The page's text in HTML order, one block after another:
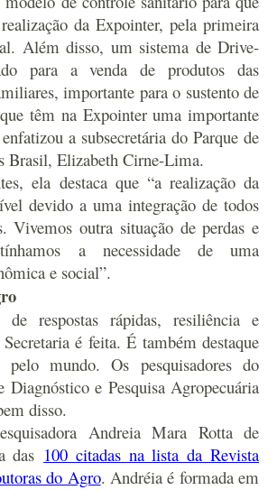
da Expointer, pela primeira
Além disso, um sistema de Drive-
para a venda de produtos das
importante para o sustento de
têm na Expointer uma importante
a subsecretária do Parque de
Brasil, Elizabeth Cirne-Lima.
ela destaca que “a realização da
devido a uma integração de todos
Vivemos outra situação de perdas e
a necessidade de uma
e social”.
respostas rápidas, resiliência e
é feita. É também destaque
pelo mundo. Os pesquisadores do
Diagnóstico e Pesquisa Agropecuária
disso.
Andreia Mara Rotta de
das 100 citadas na lista da Revista
do Agro. Andréia é formada em